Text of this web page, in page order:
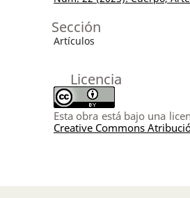
Sección
Artículos
Licencia
Esta obra está bajo una
Creative Commons